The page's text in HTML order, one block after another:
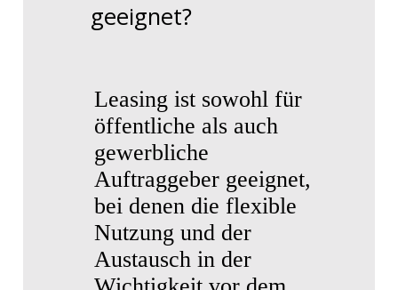
geeignet?
Leasing ist sowohl für
öffentliche als auch
gewerbliche
Auftraggeber geeignet,
bei denen die flexible
Nutzung und der
Austausch in der